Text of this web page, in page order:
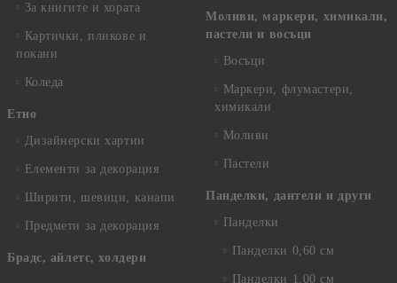
За книгите и хората
Картички, пликове и
покани
Коледа
Етно
Дизайнерски хартии
Елементи за декорация
Ширити, шевици, канапи
Предмети за декорация
Брадс, айлетс, холдери
Моливи, маркери, химикали,
пастели и восъци
Восъци
Маркери, флумастери,
химикали
Моливи
Пастели
Панделки, дантели и други
Панделки
Панделки 0,60 см
Панделки 1,00 см